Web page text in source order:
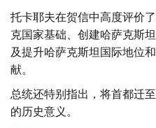
托卡耶夫在贺信中高度评价
克国家基础、创建哈萨克斯
及提升哈萨克斯坦国际地位
献。
总统还特别指出，将首都迁
的历史意义。